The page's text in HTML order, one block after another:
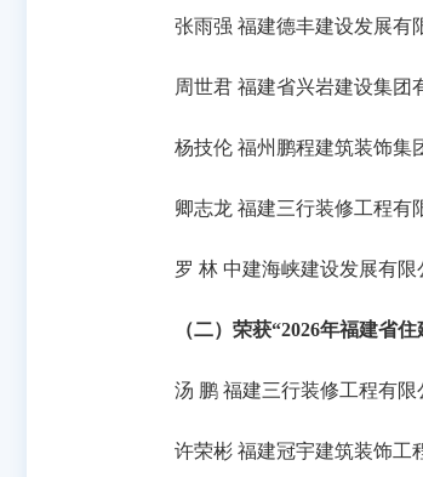
张雨强 福建德丰建设发展有
周世君 福建省兴岩建设集团
杨技伦 福州鹏程建筑装饰集
卿志龙 福建三行装修工程有
罗 林 中建海峡建设发展有限
（二）荣获“2026年福建省
汤 鹏 福建三行装修工程有限
许荣彬 福建冠宇建筑装饰工